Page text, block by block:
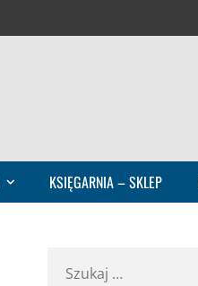
KSIĘGARNIA – SKLEP